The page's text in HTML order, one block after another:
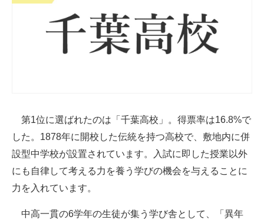
第1位に選ばれたのは「千葉高校」。得票率は16.8%で
した。1878年に開校した伝統を持つ高校で、敷地内に併
設型中学校が設置されています。入試に即した授業以外
にも自律して考える力を養う学びの機会を与えることに
力を入れています。
中高一貫の6学年の生徒が集う学び舎として、「異年